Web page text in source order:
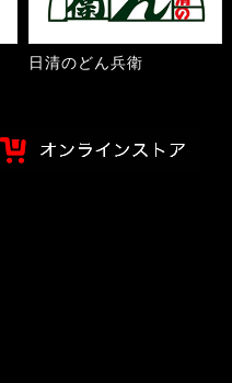
日清のどん兵衛